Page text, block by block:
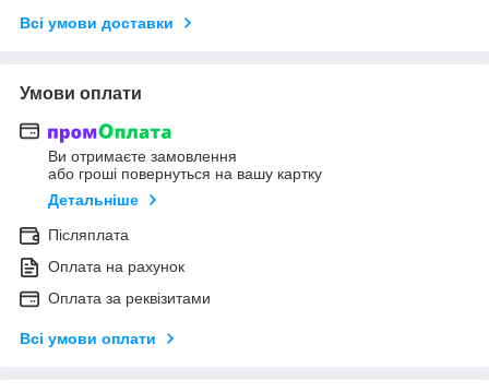
Всі умови доставки
Умови оплати
Ви отримаєте замовлення
або гроші повернуться на вашу картку
Детальніше
Післяплата
Оплата на рахунок
Оплата за реквізитами
Всі умови оплати